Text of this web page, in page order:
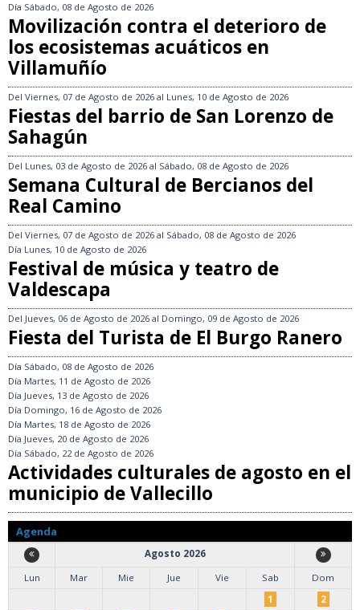
Día Sábado, 08 de Agosto de 2026
Movilización contra el deterioro de
los ecosistemas acuáticos en
Villamuñío
Del Viernes, 07 de Agosto de 2026 al Lunes, 10 de Agosto de 2026
Fiestas del barrio de San Lorenzo de
Sahagún
Del Lunes, 03 de Agosto de 2026 al Sábado, 08 de Agosto de 2026
Semana Cultural de Bercianos del
Real Camino
Del Viernes, 07 de Agosto de 2026 al Sábado, 08 de Agosto de 2026
Día Lunes, 10 de Agosto de 2026
Festival de música y teatro de
Valdescapa
Del Jueves, 06 de Agosto de 2026 al Domingo, 09 de Agosto de 2026
Fiesta del Turista de El Burgo Ranero
Día Sábado, 08 de Agosto de 2026
Día Martes, 11 de Agosto de 2026
Día Jueves, 13 de Agosto de 2026
Día Domingo, 16 de Agosto de 2026
Día Martes, 18 de Agosto de 2026
Día Jueves, 20 de Agosto de 2026
Día Sábado, 22 de Agosto de 2026
Actividades culturales de agosto en el
municipio de Vallecillo
Agenda
Agosto 2026
Lun
Mar Mie Jue Vie Sab
Dom
1
2